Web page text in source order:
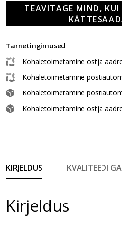
TEAVITAGE MIND,
Tarnetingimused
Kohaletoimetamine ostja
Kohaletoimetamine
Kohaletoimetamine
Kohaletoimetamine ostja
KIRJELDUS KVALITEEDI
Kirjeldus